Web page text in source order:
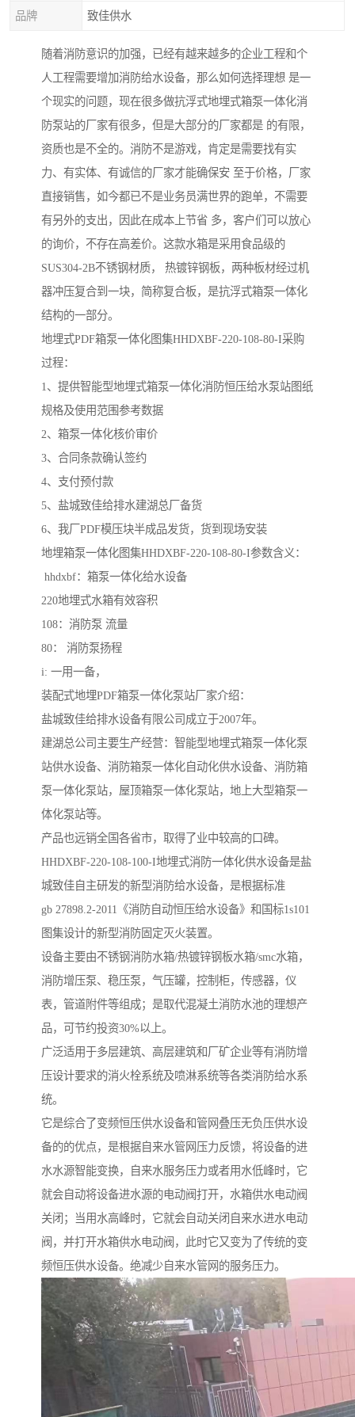
品牌 致佳供水
随着消防意识的加强，已经有越来越多的企业工程和个
人工程需要增加消防给水设备，那么如何选择理想 是一
个现实的问题，现在很多做抗浮式地埋式箱泵一体化消
防泵站的厂家有很多，但是大部分的厂家都是 的有限，
资质也是不全的。消防不是游戏，肯定是需要找有实
力、有实体、有诚信的厂家才能确保安 至于价格，厂家
直接销售，如今都已不是业务员满世界的跑单，不需要
有另外的支出，因此在成本上节省 多，客户们可以放心
的询价，不存在高差价。这款水箱是采用食品级的
SUS304-2B不锈钢材质， 热镀锌钢板，两种板材经过机
器冲压复合到一块，简称复合板，是抗浮式箱泵一体化
结构的一部分。
地埋式PDF箱泵一体化图集HHDXBF-220-108-80-I采购
过程：
1、提供智能型地埋式箱泵一体化消防恒压给水泵站图纸
规格及使用范围参考数据
2、箱泵一体化核价审价
3、合同条款确认签约
4、支付预付款
5、盐城致佳给排水建湖总厂备货
6、我厂PDF模压块半成品发货，货到现场安装
地埋箱泵一体化图集HHDXBF-220-108-80-I参数含义：
hhdxbf：箱泵一体化给水设备
220地埋式水箱有效容积
108：消防泵 流量
80： 消防泵扬程
i: 一用一备，
装配式地埋PDF箱泵一体化泵站厂家介绍：
盐城致佳给排水设备有限公司成立于2007年。
建湖总公司主要生产经营：智能型地埋式箱泵一体化泵
站供水设备、消防箱泵一体化自动化供水设备、消防箱
泵一体化泵站，屋顶箱泵一体化泵站，地上大型箱泵一
体化泵站等。
产品也远销全国各省市，取得了业中较高的口碑。
HHDXBF-220-108-100-I地埋式消防一体化供水设备是盐
城致佳自主研发的新型消防给水设备，是根据标准
gb 27898.2-2011《消防自动恒压给水设备》和国标1s101
图集设计的新型消防固定灭火装置。
设备主要由不锈钢消防水箱/热镀锌钢板水箱/smc水箱，
消防增压泵、稳压泵，气压罐，控制柜，传感器，仪
表，管道附件等组成；是取代混凝土消防水池的理想产
品，可节约投资30%以上。
广泛适用于多层建筑、高层建筑和厂矿企业等有消防增
压设计要求的消火栓系统及喷淋系统等各类消防给水系
统。
它是综合了变频恒压供水设备和管网叠压无负压供水设
备的的优点，是根据自来水管网压力反馈，将设备的进
水水源智能变换，自来水服务压力或者用水低峰时，它
就会自动将设备进水源的电动阀打开，水箱供水电动阀
关闭；当用水高峰时，它就会自动关闭自来水进水电动
阀，并打开水箱供水电动阀，此时它又变为了传统的变
频恒压供水设备。绝减少自来水管网的服务压力。